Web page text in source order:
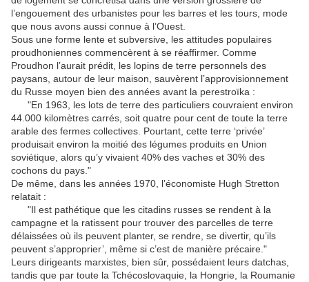
l’engouement des urbanistes pour les barres et les tours, mode
que nous avons aussi connue à l’Ouest.
Sous une forme lente et subversive, les attitudes populaires
proudhoniennes commencèrent à se réaffirmer. Comme
Proudhon l’aurait prédit, les lopins de terre personnels des
paysans, autour de leur maison, sauvèrent l’approvisionnement
du Russe moyen bien des années avant la perestroïka :
"En 1963, les lots de terre des particuliers couvraient environ
44.000 kilomètres carrés, soit quatre pour cent de toute la terre
arable des fermes collectives. Pourtant, cette terre ‘privée’
produisait environ la moitié des légumes produits en Union
soviétique, alors qu’y vivaient 40% des vaches et 30% des
cochons du pays."
De même, dans les années 1970, l’économiste Hugh Stretton
relatait :
"Il est pathétique que les citadins russes se rendent à la
campagne et la ratissent pour trouver des parcelles de terre
délaissées où ils peuvent planter, se rendre, se divertir, qu’ils
peuvent s’approprier’, même si c’est de manière précaire."
Leurs dirigeants marxistes, bien sûr, possédaient leurs datchas,
tandis que par toute la Tchécoslovaquie, la Hongrie, la Roumanie